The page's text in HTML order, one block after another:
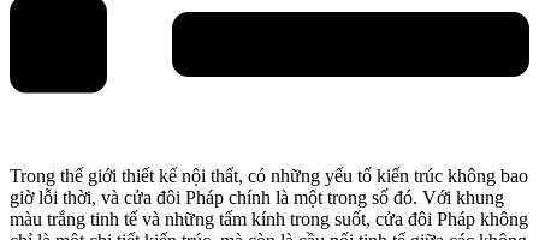
Trong thế giới thiết kế nội thất, có những yếu tố kiến trúc không bao
giờ lỗi thời, và cửa đôi Pháp chính là một trong số đó. Với khung
màu trắng tinh tế và những tấm kính trong suốt, cửa đôi Pháp không